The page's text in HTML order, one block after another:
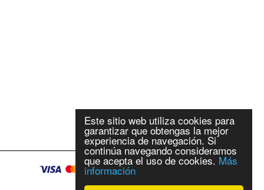
Este sitio web utiliza cookies para
garantizar que obtengas la mejor
experiencia de navegación. Si
continúa navegando consideramos
que acepta el uso de cookies. Más
información